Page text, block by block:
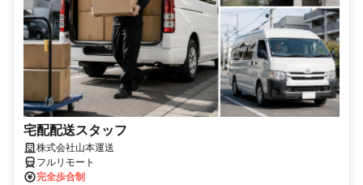
宅配配送スタッフ
株式会社山本運送
フルリモート
完全歩合制